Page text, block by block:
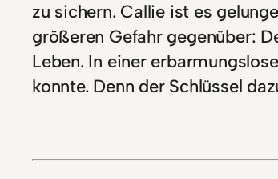
zu sichern. Callie ist es
größeren Gefahr gegenüber:
Leben. In einer
konnte. Denn der Schlüssel